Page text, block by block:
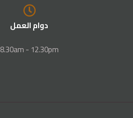
دوام العمل
8.30am - 12.30pm